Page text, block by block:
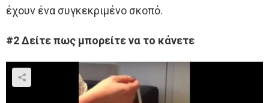
έχουν ένα συγκεκριμένο σκοπό.
#2 Δείτε πως μπορείτε να το κάνετε